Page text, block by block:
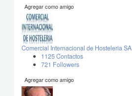
Agregar como amigo
Comercial Internacional de Hosteleria SA
1125 Contactos
721 Followers
Agregar como amigo